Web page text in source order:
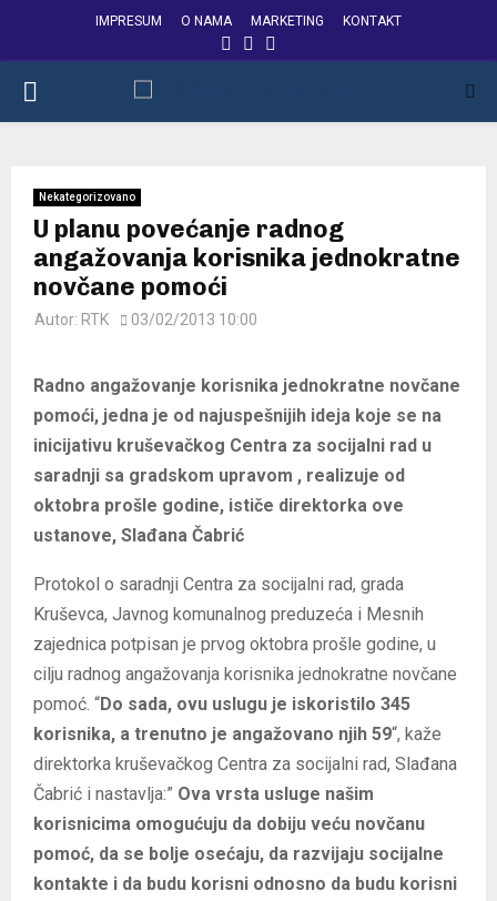
IMPRESUM O NAMA MARKETING KONTAKT
FACEBOOK
INSTAGRAM
PRIMARY
Nekategorizovano
U planu povećanje radnog
angažovanja korisnika jednokratne
novčane pomoći
Autor: RTK 03/02/2013 10:00
Radno angažovanje korisnika jednokratne novčane
pomoći, jedna je od najuspešnijih ideja koje se na
inicijativu kruševačkog Centra za socijalni rad u
saradnji sa gradskom upravom , realizuje od
oktobra prošle godine, ističe direktorka ove
ustanove, Slađana Čabrić
Protokol o saradnji Centra za socijalni rad, grada
Kruševca, Javnog komunalnog preduzeća i Mesnih
zajednica potpisan je prvog oktobra prošle godine, u
cilju radnog angažovanja korisnika jednokratne novčane
pomoć. “Do sada, ovu uslugu je iskoristilo 345
korisnika, a trenutno je angažovano njih 59“, kaže
direktorka kruševačkog Centra za socijalni rad, Slađana
Čabrić i nastavlja:” Ova vrsta usluge našim
korisnicima omogućuju da dobiju veću novčanu
pomoć, da se bolje osećaju, da razvijaju socijalne
kontakte i da budu korisni odnosno da budu korisni